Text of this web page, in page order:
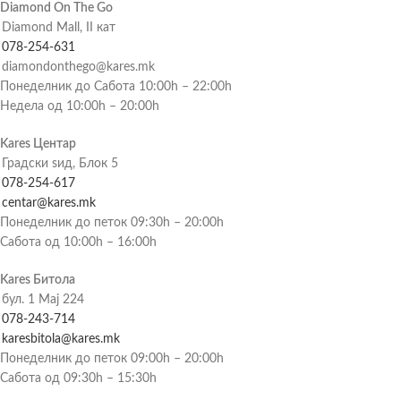
Diamond On The Go
Diamond Mall, II кат
078-254-631
diamondonthego@kares.mk
Понеделник до Сабота 10:00h – 22:00h
Недела од 10:00h – 20:00h
Kares Центар
Градски ѕид, Блок 5
078-254-617
centar@kares.mk
Понеделник до петок 09:30h – 20:00h
Сабота од 10:00h – 16:00h
Kares Битола
бул. 1 Мај 224
078-243-714
karesbitola@kares.mk
Понеделник до петок 09:00h – 20:00h
Сабота од 09:30h – 15:30h